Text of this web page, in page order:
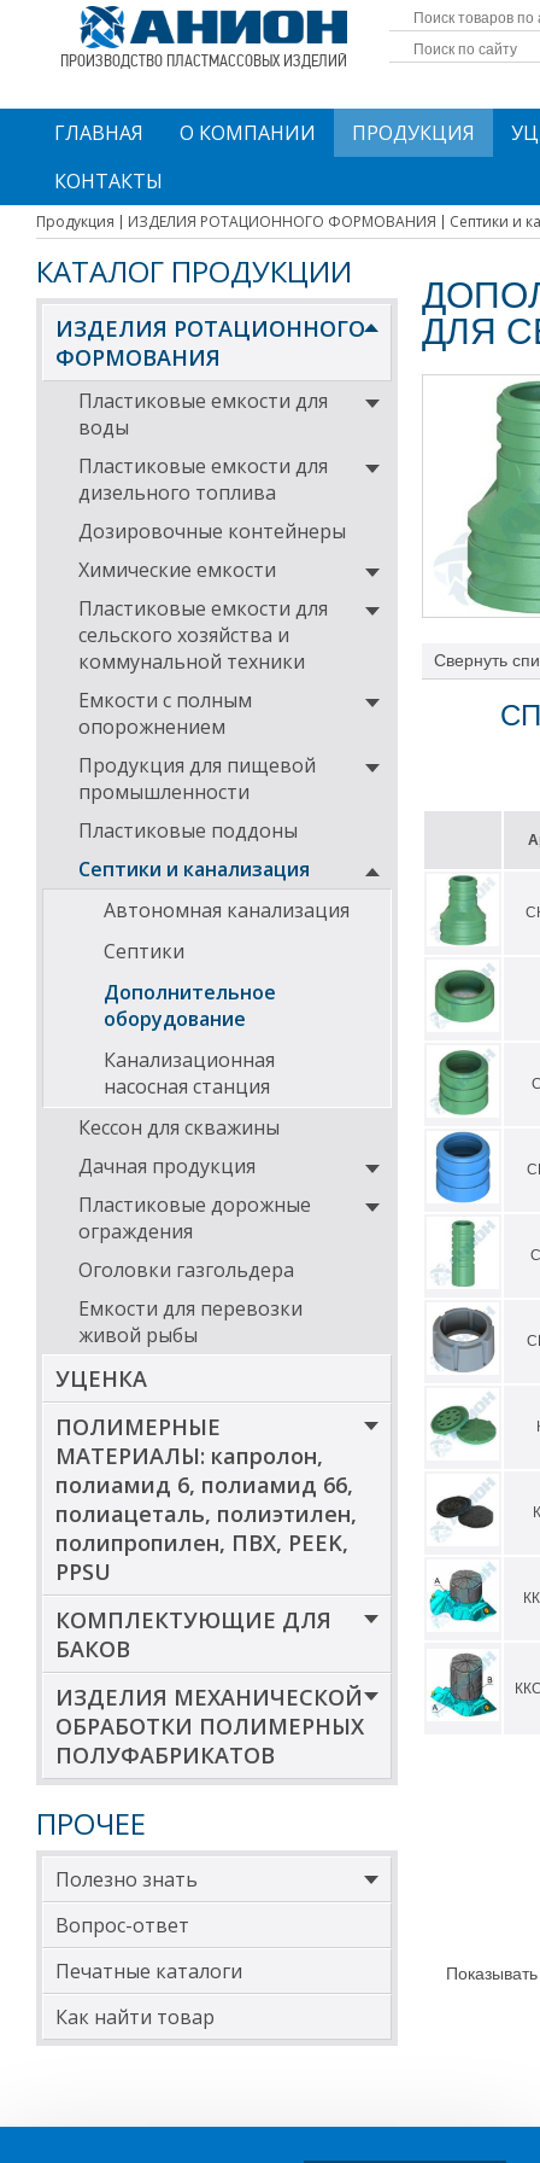
ПРОИЗВОДСТВО ПЛАСТМАССОВЫХ ИЗДЕЛИЙ
ГЛАВНАЯ О КОМПАНИИ ПРОДУКЦИЯ
КОНТАКТЫ
Продукция ИЗДЕЛИЯ РОТАЦИОННОГО ФОРМОВАНИЯ Септики и
КАТАЛОГ ПРОДУКЦИИ
ИЗДЕЛИЯ РОТАЦИОННОГО
ФОРМОВАНИЯ
Пластиковые емкости для
воды
Пластиковые емкости для
дизельного топлива
Дозировочные контейнеры
Химические емкости
Пластиковые емкости для
сельского хозяйства и
коммунальной техники
Емкости с полным
опорожнением
Продукция для пищевой
промышленности
Пластиковые поддоны
Септики и канализация
Автономная канализация
Септики
Дополнительное
оборудование
Канализационная
насосная станция
Кессон для скважины
Дачная продукция
Пластиковые дорожные
ограждения
Оголовки газгольдера
Емкости для перевозки
живой рыбы
УЦЕНКА
ПОЛИМЕРНЫЕ
МАТЕРИАЛЫ: капролон,
полиамид 6, полиамид 66,
полиацеталь, полиэтилен,
полипропилен, ПВХ, PEEK,
PPSU
КОМПЛЕКТУЮЩИЕ ДЛЯ
БАКОВ
ИЗДЕЛИЯ МЕХАНИЧЕСКОЙ
ОБРАБОТКИ ПОЛИМЕРНЫХ
ПОЛУФАБРИКАТОВ
ПРОЧЕЕ
Полезно знать
Вопрос-ответ
Печатные каталоги
Как найти товар
ДЛЯ
Свернуть